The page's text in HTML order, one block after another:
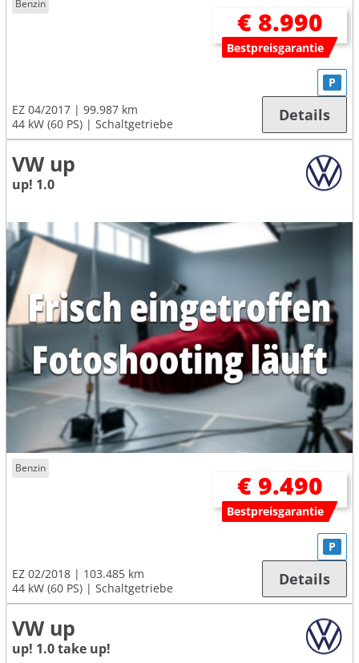
Benzin
€ 8.990
Bestpreisgarantie
EZ 04/2017
99.987 km
44 kW (60 PS)
Schaltgetriebe
P
Details
VW up
up! 1.0
Benzin
€ 9.490
Bestpreisgarantie
EZ 02/2018
103.485 km
44 kW (60 PS)
Schaltgetriebe
P
Details
VW up
up! 1.0 take up!